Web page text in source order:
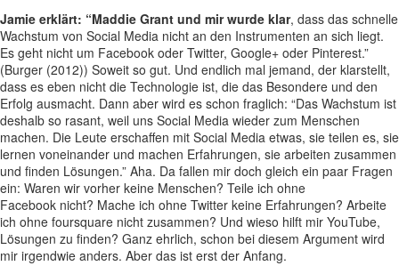
Jamie erklärt: “Maddie Grant und mir wurde klar, dass das schnelle
Wachstum von Social Media nicht an den Instrumenten an sich liegt.
Es geht nicht um Facebook oder Twitter, Google+ oder Pinterest.”
(Burger (2012)) Soweit so gut. Und endlich mal jemand, der klarstellt,
dass es eben nicht die Technologie ist, die das Besondere und den
Erfolg ausmacht. Dann aber wird es schon fraglich: “Das Wachstum ist
deshalb so rasant, weil uns Social Media wieder zum Menschen
machen. Die Leute erschaffen mit Social Media etwas, sie teilen es, sie
lernen voneinander und machen Erfahrungen, sie arbeiten zusammen
und finden Lösungen.” Aha. Da fallen mir doch gleich ein paar Fragen
ein: Waren wir vorher keine Menschen? Teile ich ohne
Facebook nicht? Mache ich ohne Twitter keine Erfahrungen? Arbeite
ich ohne foursquare nicht zusammen? Und wieso hilft mir YouTube,
Lösungen zu finden? Ganz ehrlich, schon bei diesem Argument wird
mir irgendwie anders. Aber das ist erst der Anfang.